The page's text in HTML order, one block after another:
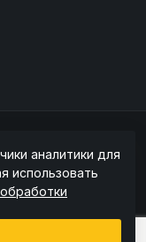
(ст. 437 ГК РФ).
у менеджера.
аналитики для
использовать